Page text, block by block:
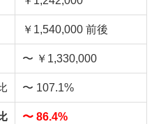
￥1,540,000 前後
〜 ￥1,330,000
〜 107.1%
〜 86.4%